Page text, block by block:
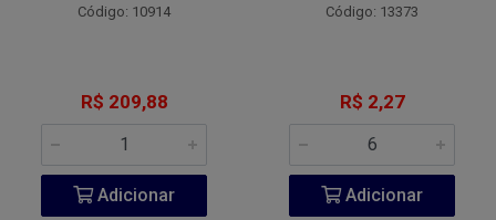
Código: 10914
R$ 209,88
Adicionar
Código: 13373
R$ 2,27
Adicionar